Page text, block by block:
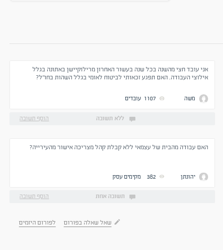
אני עובד חצי מהשנה בכל שנה בעשור האחרון מרילוקיישן באתונה בגלל
אילוצי העבודה. האם תפגע זכאותי לביטוח לאומי בגלל השהות בחו"ל?
משה 1107 עובדים
ללא תשובה הוסף תשובה
האם עבודה מהבית של עצמאי ללא קבלת קהל מצריכה אישור מהעירייה?
יהונתן 382 מקימים עסק
תשובה אחת הוסף תשובה
שאל שאלה בפורום לפורום היזמים